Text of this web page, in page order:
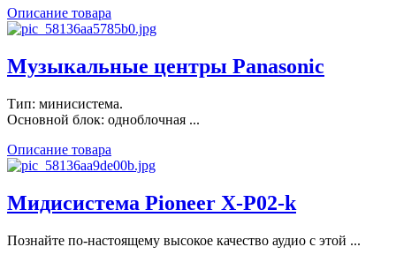
Описание товара
Музыкальные центры Panasonic
Тип: минисистема.
Основной блок: одноблочная ...
Описание товара
Мидисистема Pioneer X-P02-k
Познайте по-настоящему высокое качество аудио с этой ...